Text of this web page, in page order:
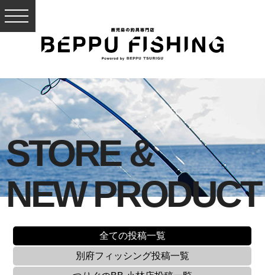
STORE &
NEW PRODUCT
全ての投稿一覧
別府フィッシング投稿一覧